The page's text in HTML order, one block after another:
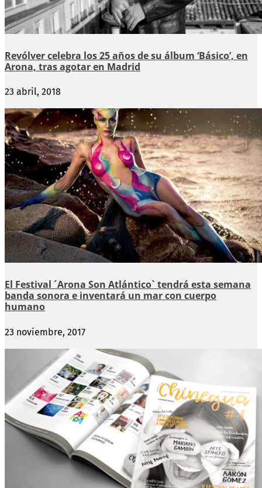
Revólver celebra los 25 años de su álbum ‘Básico’, en
Arona, tras agotar en Madrid
23 abril, 2018
El Festival ´Arona Son Atlántico` tendrá esta semana
banda sonora e inventará un mar con cuerpo
humano
23 noviembre, 2017